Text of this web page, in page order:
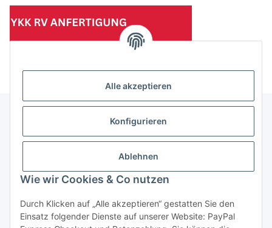
Alle akzeptieren
Konfigurieren
Ablehnen
Wie wir Cookies & Co nutzen
Durch Klicken auf „Alle akzeptieren“ gestatten Sie den
Einsatz folgender Dienste auf unserer Website: PayPal
(Mindesttabnahmemenge 10 Stück je Länge und Farbe)
Informationen
Gesetzliche Informationen
Vertrag widerrufen